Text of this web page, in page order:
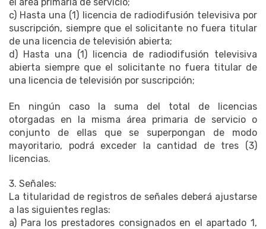
c) Hasta una (1) licencia de radiodifusión televisiva por
suscripción, siempre que el solicitante no fuera titular
de una licencia de televisión abierta;
d) Hasta una (1) licencia de radiodifusión televisiva
abierta siempre que el solicitante no fuera titular de
una licencia de televisión por suscripción;
En ningún caso la suma del total de licencias
otorgadas en la misma área primaria de servicio o
conjunto de ellas que se superpongan de modo
mayoritario, podrá exceder la cantidad de tres (3)
licencias.
3. Señales:
La titularidad de registros de señales deberá ajustarse
a las siguientes reglas:
a) Para los prestadores consignados en el apartado 1,